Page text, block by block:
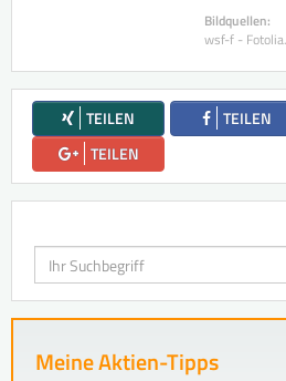
Bildquellen:
wsf-f -
TEILEN TEILEN
TEILEN
Suchen
Meine Aktien-Tipps